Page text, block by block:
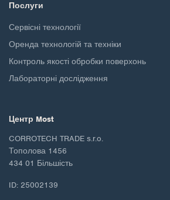
Послуги
Сервісні технології
Оренда технологій та техніки
Контроль якості обробки поверхонь
Лабораторні дослідження
Центр Most
CORROTECH TRADE s.r.o.
Тополова 1456
434 01 Більшість
ID: 25002139